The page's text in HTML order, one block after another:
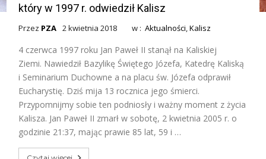
który w 1997 r. odwiedził Kalisz
Przez PZA 2 kwietnia 2018 w :Aktualności,Kalisz
4 czerwca 1997 roku Jan Paweł II stanął na Kaliskiej
Ziemi. Nawiedził Bazylikę Świętego Józefa, Katedrę Kaliską
i Seminarium Duchowne a na placu św. Józefa odprawił
Eucharystię. Dziś mija 13 rocznica jego śmierci.
Przypomnijmy sobie ten podniosły i ważny moment z życia
Kalisza. Jan Paweł II zmarł w sobotę, 2 kwietnia 2005 r. o
godzinie 21:37, mając prawie 85 lat, 59 i …